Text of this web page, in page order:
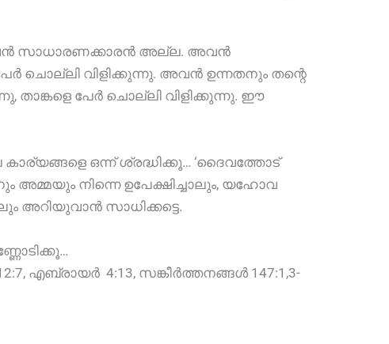
സാധാരണക്കാരൻ അല്ല. അവൻ
ചൊല്ലി വിളിക്കുന്നു. അവൻ ഉന്നതനും തന്റെ
താങ്കളെ പേർ ചൊല്ലി വിളിക്കുന്നു. ഈ
ഒന്ന് ശ്രദ്ധിക്കൂ… ‘ദൈവത്തോട്
നിന്നെ ഉപേക്ഷിച്ചാലും, യഹോവ
അറിയുവാൻ സാധിക്കട്ടെ.
എബ്രായർ 4:13, സങ്കീർത്തനങ്ങൾ 147:1,3-